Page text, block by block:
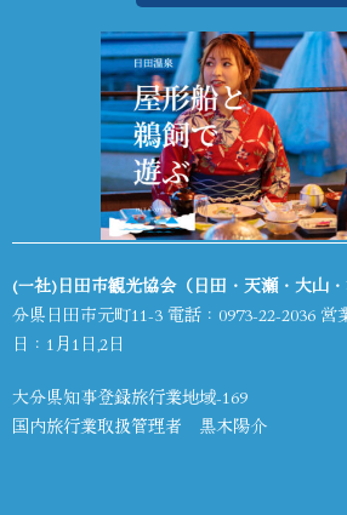
(一社)日田市観光協会（日田・天瀬・大山・
分県日田市元町11-3 電話： 0973-22-2036 営
日：1月1日,2日
大分県知事登録旅行業地域-169
国内旅行業取扱管理者 黒木陽介